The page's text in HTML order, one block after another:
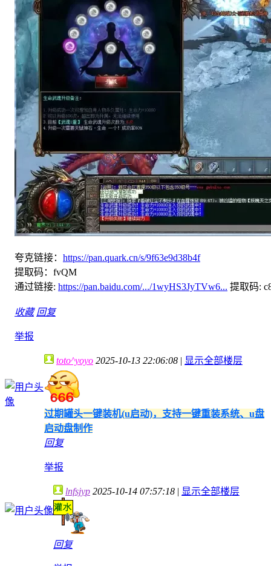
夸克链接： https://pan.quark.cn/s/9f63e9d38b4f
提取码：fvQM
通过链接: https://pan.baidu.com/.../1wyHS3JyTVw6... 提取码:
收藏 回复
举报
toto^yoyo 2025-10-13 22:06:08 | 显示全部楼层
过期罐头一键装机(u启动)，支持一键重装系统、u盘
启动盘制作
回复
举报
lnfsjyp 2025-10-14 07:57:18 | 显示全部楼层
回复